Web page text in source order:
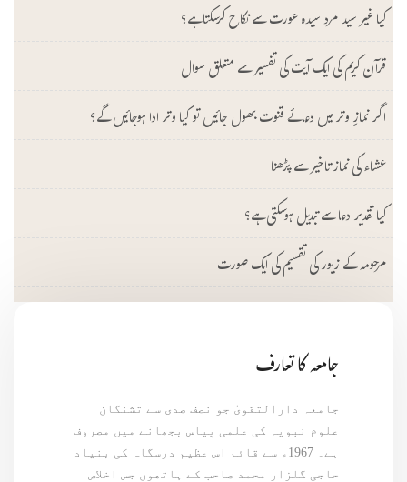
کیا غیر سید مرد سیدہ عورت سے نکاح کرسکتا ہے؟
قرآن کریم کی ایک آیت کی تفسیر سے متعلق سوال
اگر نمازِ وتر میں دعائے قنوت بھول جائیں تو کیا وتر ادا ہوجائیں گے؟
عشاء کی نماز تاخیر سے پڑھنا
کیا تقدیر دعا سے تبدیل ہوسکتی ہے؟
مرحومہ کے زیور کی تقسیم کی ایک صورت
جامعہ کا تعارف
جامعہ دارالتقویٰ جو نصف صدی سے تشنگان
علوم نبویہ کی علمی پیاس بجھانے میں مصروف
ہے۔ 1967ء سے قائم اس عظیم درسگاہ کی بنیاد
حاجی گلزار محمد صاحب کے ہاتھوں جس اخلاص